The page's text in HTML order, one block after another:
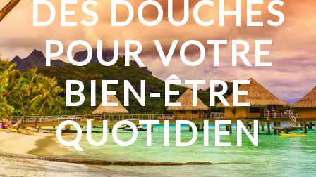
DES DOUCHES
POUR VOTRE
BIEN-ÊTRE
QUOTIDIEN